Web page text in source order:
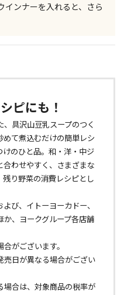
インナーを入れると、さら
ピにも！
具沢山豆乳スープのつく
めて煮込むだけの簡単レシ
けのひと品。和・洋・中ジ
合わせやすく、さまざまな
り野菜の消費レシピとし
び、イトーヨーカドー、
か、ヨークグループ各店舗
がございます。
日が異なる場合がござい
合は、対象商品の税率が